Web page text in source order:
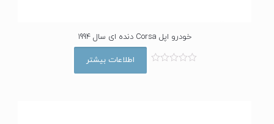
خودرو اپل Corsa دنده ای سال 1994
اطلاعات بیشتر